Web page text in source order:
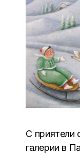
С приятели
галерии в